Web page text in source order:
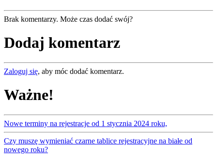
Brak komentarzy. Może czas dodać swój?
Dodaj komentarz
Zaloguj się, aby móc dodać komentarz.
Ważne!
Nowe terminy na rejestracje od 1 stycznia 2024 roku,
Czy muszę wymieniać czarne tablice rejestracyjne na białe od
nowego roku?